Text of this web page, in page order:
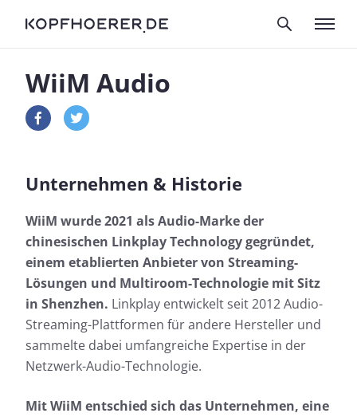
WiiM Audio
Unternehmen & Historie
WiiM wurde 2021 als Audio-Marke der
chinesischen Linkplay Technology gegründet,
einem etablierten Anbieter von Streaming-
Lösungen und Multiroom-Technologie mit Sitz
in Shenzhen. Linkplay entwickelt seit 2012 Audio-
Streaming-Plattformen für andere Hersteller und
sammelte dabei umfangreiche Expertise in der
Netzwerk-Audio-Technologie.
Mit WiiM entschied sich das Unternehmen, eine